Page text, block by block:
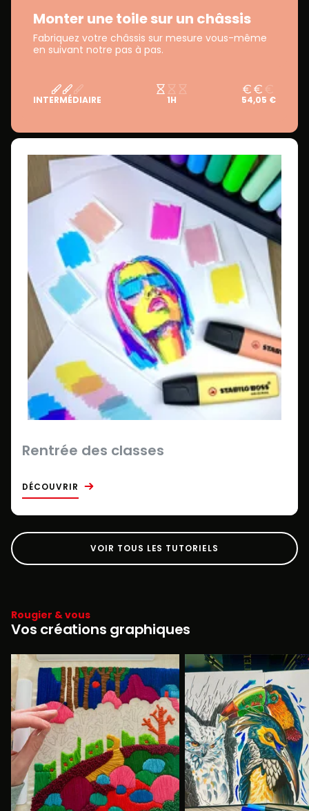
Monter une toile sur un châssis
Fabriquez votre châssis sur mesure vous-même
en suivant notre pas à pas.
INTERMÉDIAIRE 1H 54,05 €
Rentrée des classes
DÉCOUVRIR
VOIR TOUS LES TUTORIELS
Rougier & vous
Vos créations graphiques